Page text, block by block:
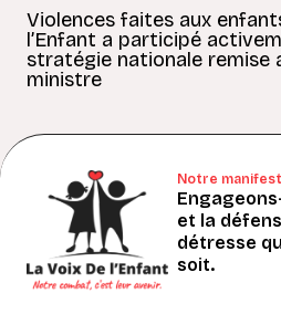
Violences faites aux
l’Enfant a participé
stratégie nationale remise
ministre
Notre
et la
détresse
soit.